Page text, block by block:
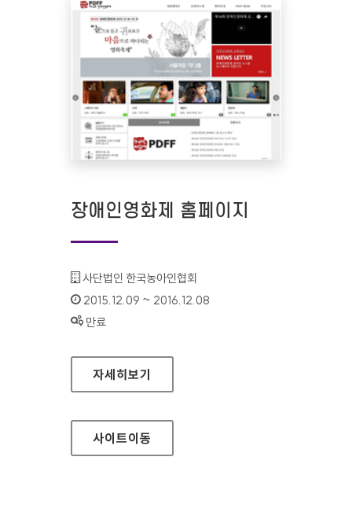
장애인영화제 홈페이지
기관명 :
사단법인 한국농아인협회
인증기간 :
2015.12.09 ~ 2016.12.08
상태 :
만료
장애인영화제 홈페이지
자세히보기
사이트이동